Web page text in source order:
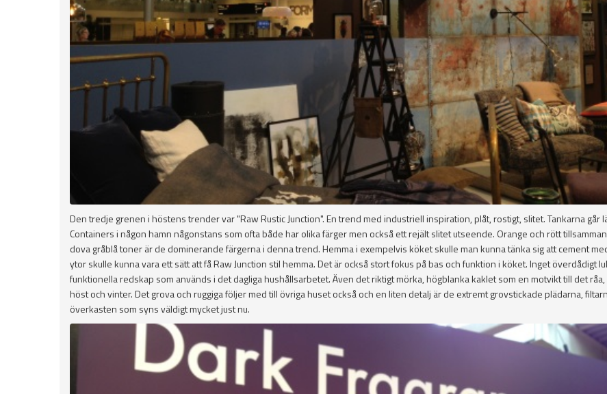
Den tredje grenen i höstens trender var "Raw Rustic Junction". En trend med industriell inspiration, plåt, rostigt, slitet. Tankarna går
Containers i någon hamn någonstans som ofta både har olika färger men också ett rejält slitet utseende. Orange och rött
dova gråblå toner är de dominerande färgerna i denna trend. Hemma i exempelvis köket skulle man kunna tänka sig att cement
ytor skulle kunna vara ett sätt att få Raw Junction stil hemma. Det är också stort fokus på bas och funktion i köket. Inget överdådigt
funktionella redskap som används i det dagliga hushållsarbetet. Även det riktigt mörka, högblanka kaklet som en motvikt till det
höst och vinter. Det grova och ruggiga följer med till övriga huset också och en liten detalj är de extremt grovstickade plädarna,
överkasten som syns väldigt mycket just nu.